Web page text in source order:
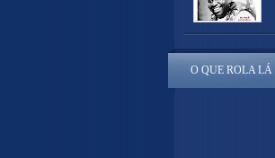
O QUE ROLA